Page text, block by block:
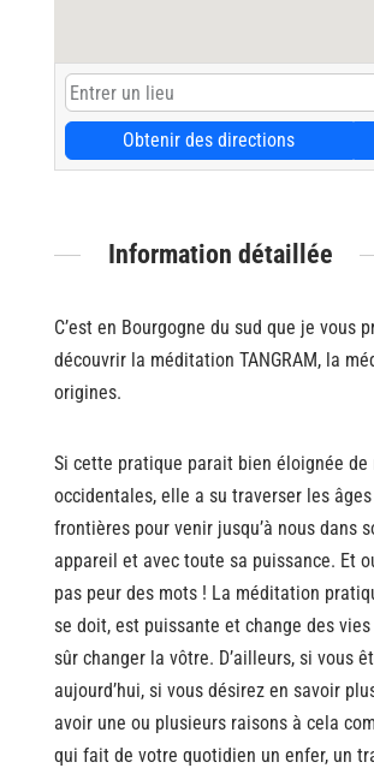
Obtenir des directions
Information détaillée
C’est en Bourgogne du sud que je vous
découvrir la méditation TANGRAM, la
origines.
Si cette pratique parait bien éloignée de
occidentales, elle a su traverser les
frontières pour venir jusqu’à nous dans
appareil et avec toute sa puissance. Et
pas peur des mots ! La méditation
se doit, est puissante et change des
sûr changer la vôtre. D’ailleurs, si vous
aujourd’hui, si vous désirez en savoir
avoir une ou plusieurs raisons à cela
qui fait de votre quotidien un enfer, un